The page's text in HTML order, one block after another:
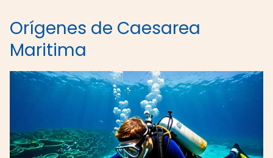
Orígenes de Caesarea
Maritima